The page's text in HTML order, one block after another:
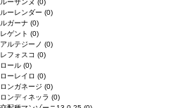
ルーサンヌ (0)
ルーレンダー (0)
ルガーナ (0)
レゲント (0)
アルテジーノ (0)
レフォスコ (0)
ロール (0)
ローレイロ (0)
ロンガネージ (0)
ロンディネッラ (0)